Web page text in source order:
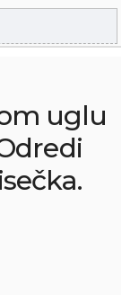
uglu